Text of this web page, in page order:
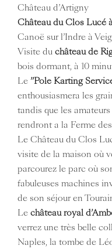
Château d’Artigny
Château du Clos Lucé
Canoë sur l’Indre à
Visite du château de
bois dormant, à 10
Le ”Pole Karting
enthousiasmera les
tandis que les
rendront a la Ferme
Le Château du Clos
visite de la maison où
parcourez le parc où
fabuleuses machines
de son séjour en
Le château royal
verrez une très belle
Naples, la tombe de